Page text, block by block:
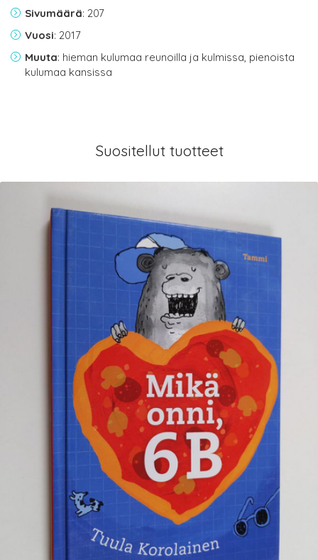
Sivumäärä: 207
Vuosi: 2017
Muuta: hieman kulumaa reunoilla ja kulmissa, pienoista
kulumaa kansissa
Suositellut tuotteet